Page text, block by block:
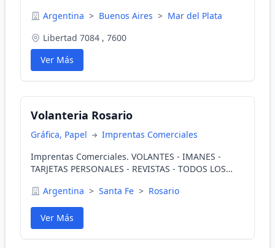
Argentina > Buenos Aires > Mar del Plata
Libertad 7084 , 7600
Ver Más
Volanteria Rosario
Gráfica, Papel
Imprentas Comerciales
Imprentas Comerciales. VOLANTES - IMANES -
TARJETAS PERSONALES - REVISTAS - TODOS LOS
CARGArgentina > Santa Fe > Rosario
Ver Más